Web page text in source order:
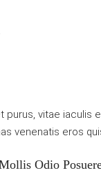
purus, vitae iaculis
venenatis eros
Odio